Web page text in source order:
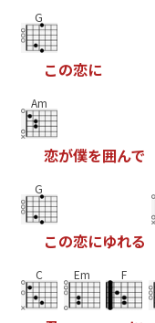
G
この恋に
Am
恋が僕を囲んで
G
この恋にゆれる
C Em F